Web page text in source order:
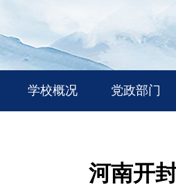
学校概况 党政部门
河南开